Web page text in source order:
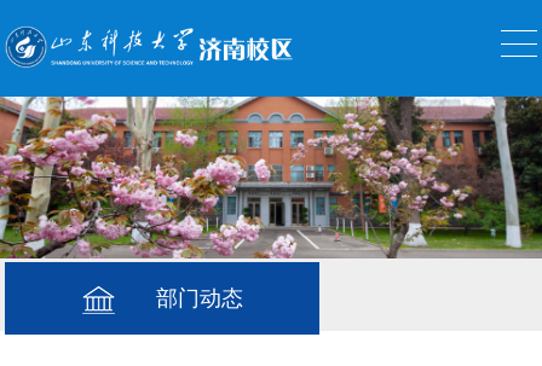
部门动态